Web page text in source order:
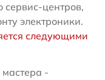
сервис-центров,
электроники.
следующими
-